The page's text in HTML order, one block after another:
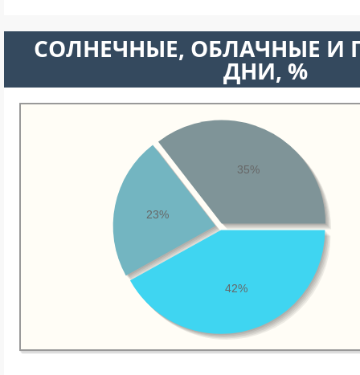
CОЛНЕЧНЫЕ, ОБЛАЧНЫЕ И
ДНИ, %
42%
23%
35%